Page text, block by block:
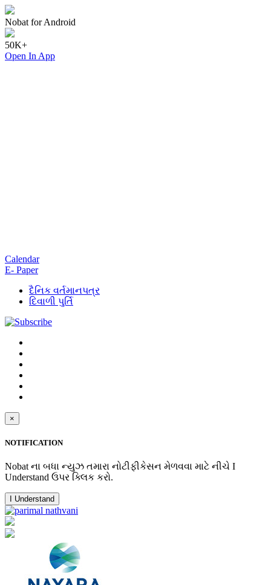
Nobat for Android
50K+
Open In App
Calendar
E- Paper
દૈનિક વર્તમાનપત્ર
દિવાળી પુર્તિ
×
NOTIFICATION
Nobat ના બધા ન્યુઝ તમારા નોટીફીકેસન મેળવવા માટે નીચે I
Understand ઉપર ક્લિક કરો.
I Understand